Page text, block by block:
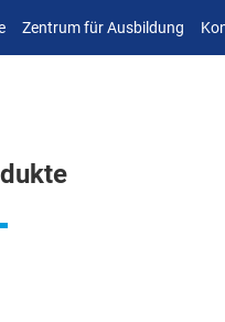
Zentrum für Ausbildung